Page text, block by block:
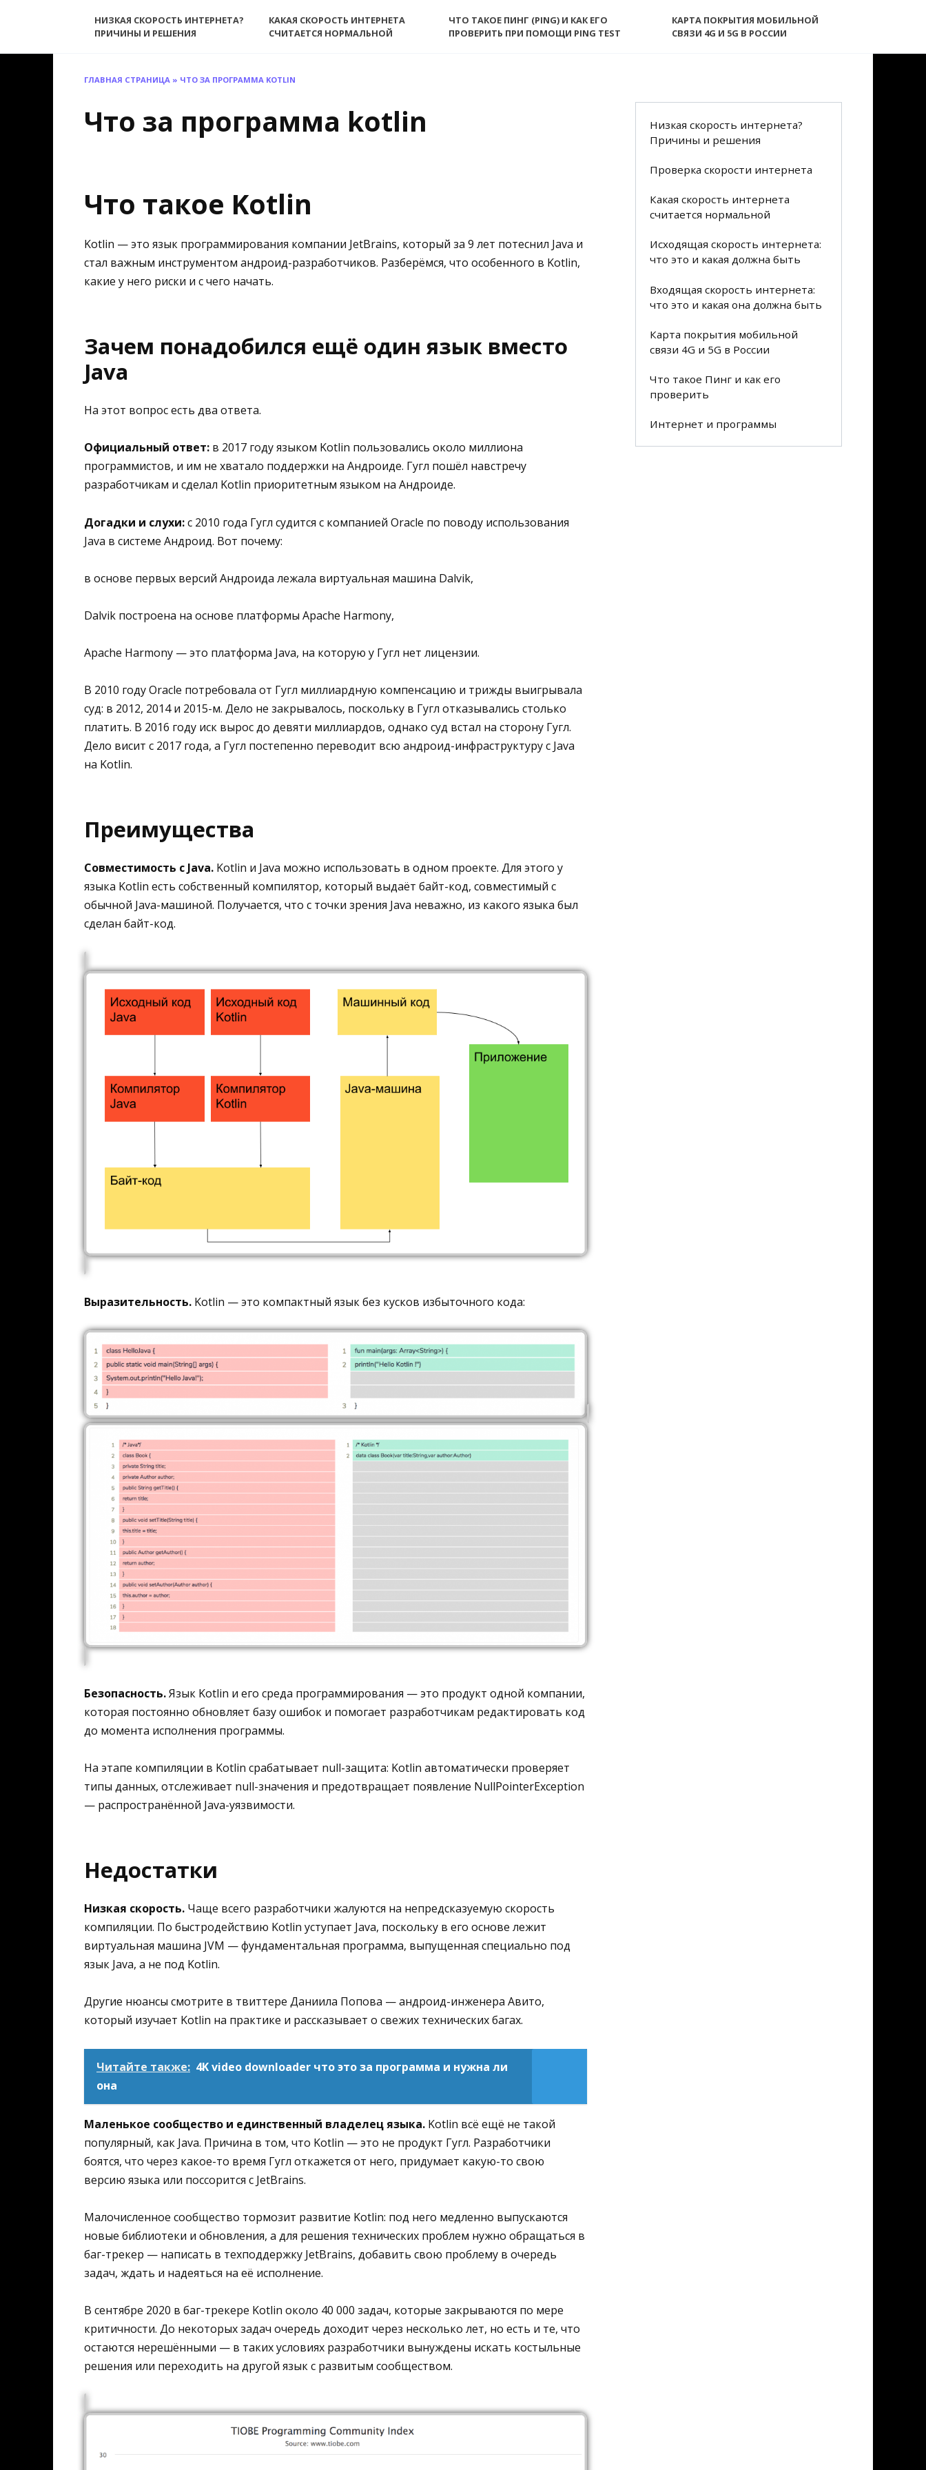
НИЗКАЯ СКОРОСТЬ ИНТЕРНЕТА?
ПРИЧИНЫ И РЕШЕНИЯ
КАКАЯ СКОРОСТЬ ИНТЕРНЕТА
СЧИТАЕТСЯ НОРМАЛЬНОЙ
ЧТО ТАКОЕ ПИНГ (PING) И КАК ЕГО
ПРОВЕРИТЬ ПРИ ПОМОЩИ PING TEST
КАРТА ПОКРЫТИЯ МОБИЛЬНОЙ
СВЯЗИ 4G И 5G В РОССИИ
ГЛАВНАЯ СТРАНИЦА » ЧТО ЗА ПРОГРАММА KOTLIN
Что за программа kotlin
Что такое Kotlin
Kotlin — это язык программирования компании JetBrains, который за 9 лет потеснил Java и
стал важным инструментом андроид-разработчиков. Разберёмся, что особенного в Kotlin,
какие у него риски и с чего начать.
Зачем понадобился ещё один язык вместо
Java
На этот вопрос есть два ответа.
Официальный ответ: в 2017 году языком Kotlin пользовались около миллиона
программистов, и им не хватало поддержки на Андроиде. Гугл пошёл навстречу
разработчикам и сделал Kotlin приоритетным языком на Андроиде.
Догадки и слухи:с 2010 года Гугл судится с компанией Oracle по поводу использования
Java в системе Андроид. Вот почему:
в основе первых версий Андроида лежала виртуальная машина Dalvik,
Dalvik построена на основе платформы Apache Harmony,
Apache Harmony — это платформа Java, на которую у Гугл нет лицензии.
В 2010 году Oracle потребовала от Гугл миллиардную компенсацию и трижды выигрывала
суд: в 2012, 2014 и 2015-м. Дело не закрывалось, поскольку в Гугл отказывались столько
платить. В 2016 году иск вырос до девяти миллиардов, однако суд встал на сторону Гугл.
Дело висит с 2017 года, а Гугл постепенно переводит всю андроид-инфраструктуру с Java
на Kotlin.
Преимущества
Совместимость с Java. Kotlin и Java можно использовать в одном проекте. Для этого у
языка Kotlin есть собственный компилятор, который выдаёт байт-код, совместимый с
обычной Java-машиной. Получается, что с точки зрения Java неважно, из какого языка был
сделан байт-код.
Выразительность. Kotlin — это компактный язык без кусков избыточного кода:
Безопасность.Язык Kotlin и его среда программирования — это продукт одной компании,
которая постоянно обновляет базу ошибок и помогает разработчикам редактировать код
до момента исполнения программы.
На этапе компиляции в Kotlin срабатывает null-защита: Kotlin автоматически проверяет
типы данных, отслеживает null-значения и предотвращает появление NullPointerException
— распространённой Java-уязвимости.
Недостатки
Низкая скорость. Чаще всего разработчики жалуются на непредсказуемую скорость
компиляции. По быстродействию Kotlin уступает Java, поскольку в его основе лежит
виртуальная машина JVM — фундаментальная программа, выпущенная специально под
язык Java, а не под Kotlin.
Другие нюансы смотрите в твиттере Даниила Попова — андроид-инженера Авито,
который изучает Kotlin на практике и рассказывает о свежих технических багах.
Читайте также: 4K video downloader что это за программа и нужна ли
она
Маленькое сообщество и единственный владелец языка. Kotlin всё ещё не такой
популярный, как Java. Причина в том, что Kotlin — это не продукт Гугл. Разработчики
боятся, что через какое-то время Гугл откажется от него, придумает какую-то свою
версию языка или поссорится с JetBrains.
Малочисленное сообщество тормозит развитие Kotlin: под него медленно выпускаются
новые библиотеки и обновления, а для решения технических проблем нужно обращаться в
баг-трекер — написать в техподдержку JetBrains, добавить свою проблему в очередь
задач, ждать и надеяться на её исполнение.
В сентябре 2020 в баг-трекере Kotlin около 40 000 задач, которые закрываются по мере
критичности. До некоторых задач очередь доходит через несколько лет, но есть и те, что
остаются нерешёнными — в таких условиях разработчики вынуждены искать костыльные
решения или переходить на другой язык с развитым сообществом.
Низкая скорость интернета?
Причины и решения
Проверка скорости интернета
Какая скорость интернета
считается нормальной
Исходящая скорость интернета:
что это и какая должна быть
Входящая скорость интернета:
что это и какая она должна быть
Карта покрытия мобильной
связи 4G и 5G в России
Что такое Пинг и как его
проверить
Интернет и программы